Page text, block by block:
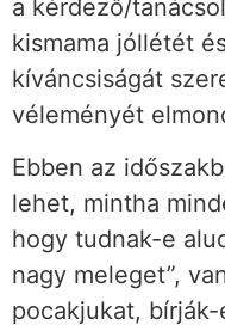
a kérdező/
kismama jóllétét
kíváncsiságát
véleményét
Ebben az
lehet, mintha
hogy tudnak-e
nagy meleget”,
pocakjukat,